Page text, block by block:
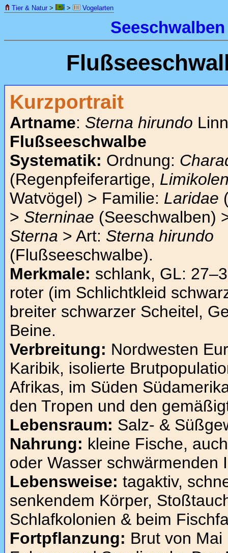
Tier & Natur > > Vogelarten
Seeschwalben
Kurzportrait
Artname: Sterna hirundo
Flußseeschwalbe
Systematik: Ordnung:
(Regenpfeiferartige,
Watvögel) > Familie: Laridae
> Sterninae (Seeschwalben)
Sterna > Art: Sterna hirundo
(Flußseeschwalbe).
Merkmale: schlank, GL:
roter (im Schlichtkleid
breiter schwarzer Scheitel,
Beine.
Verbreitung: Nordwesten
Karibik, isolierte
Afrikas, im Süden
den Tropen und den
Lebensraum: Salz- &
Nahrung: kleine Fische,
oder Wasser schwärmenden
Lebensweise: tagaktiv,
senkendem Körper,
Schlafkolonien & beim
Fortpflanzung: Brut von